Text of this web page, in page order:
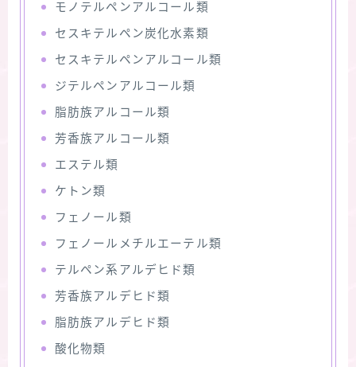
モノテルペンアルコール類
セスキテルペン炭化水素類
セスキテルペンアルコール類
ジテルペンアルコール類
脂肪族アルコール類
芳香族アルコール類
エステル類
ケトン類
フェノール類
フェノールメチルエーテル類
テルペン系アルデヒド類
芳香族アルデヒド類
脂肪族アルデヒド類
酸化物類